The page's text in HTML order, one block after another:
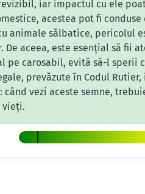
iar impactul cu ele
acestea pot fi
animale sălbatice, pericolul
aceea, este esențial să fii
pe carosabil, evită să-l sperii
prevăzute în Codul
vezi aceste semne,
vieți.